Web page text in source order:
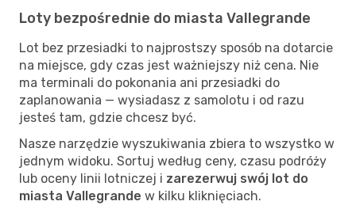
Loty bezpośrednie do miasta Vallegrande
Lot bez przesiadki to najprostszy sposób na dotarcie
na miejsce, gdy czas jest ważniejszy niż cena. Nie
ma terminali do pokonania ani przesiadki do
zaplanowania — wysiadasz z samolotu i od razu
jesteś tam, gdzie chcesz być.
Nasze narzędzie wyszukiwania zbiera to wszystko w
jednym widoku. Sortuj według ceny, czasu podróży
lub oceny linii lotniczej i zarezerwuj swój lot do
miasta Vallegrande w kilku kliknięciach.